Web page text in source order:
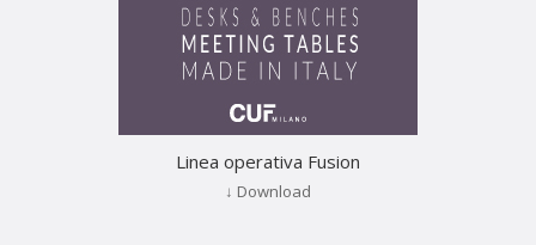
Linea operativa Fusion
↓ Download